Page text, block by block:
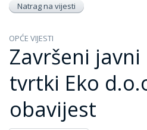
Natrag na vijesti
OPĆE VIJESTI
Završeni
tvrtki Eko
obavijest